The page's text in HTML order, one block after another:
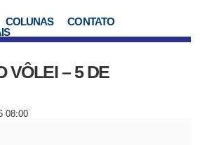
COLUNAS
CONTATO
VÔLEI – 5 DE
08:00